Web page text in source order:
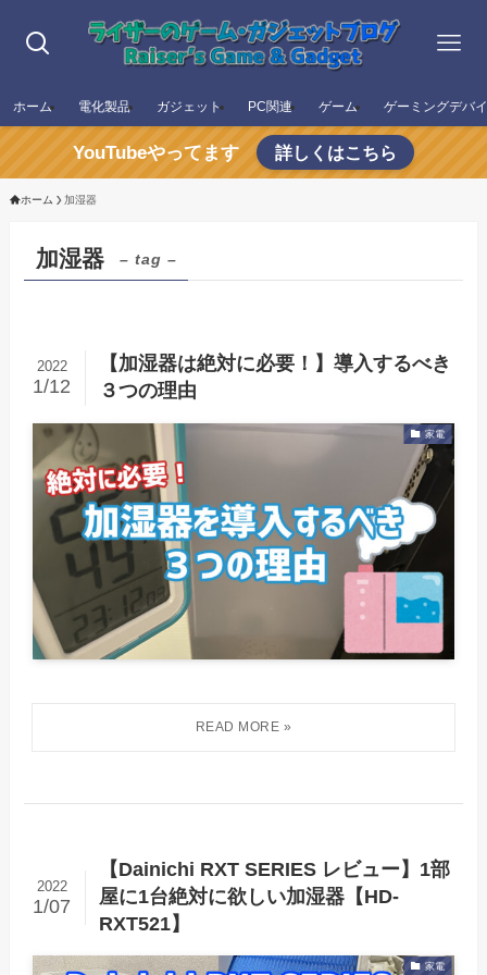
ホーム 電化製品 ガジェット PC関連 ゲーム ゲーミングデバ
YouTubeやってます 詳しくはこちら
ホーム 加湿器
加湿器 – tag –
【加湿器は絶対に必要！】導入するべき
３つの理由
2022
1/12
家電
【Dainichi RXT SERIES レビュー】1部
屋に1台絶対に欲しい加湿器【HD-
RXT521】
2022
1/07
家電